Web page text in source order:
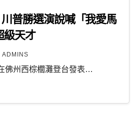
普勝選演說喊「我愛馬
級天才
ADMINS
佛州西棕櫚灘登台發表…